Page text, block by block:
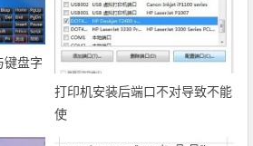
键盘字
打印机安装后端口不对导致不能
使